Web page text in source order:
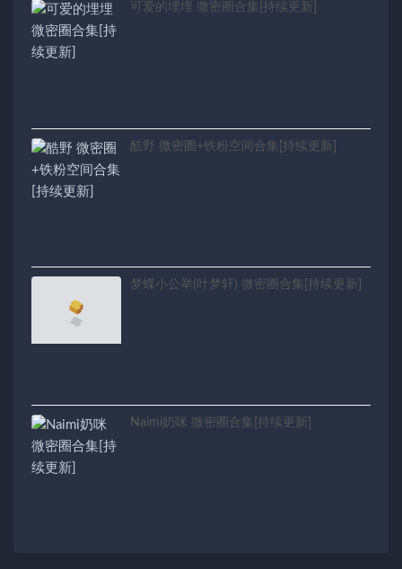
可爱的埋埋 微密圈合集[持续更新]
酷野 微密圈+铁粉空间合集[持续更新]
梦蝶小公举(叶梦轩) 微密圈合集[持续更新]
Naimi奶咪 微密圈合集[持续更新]